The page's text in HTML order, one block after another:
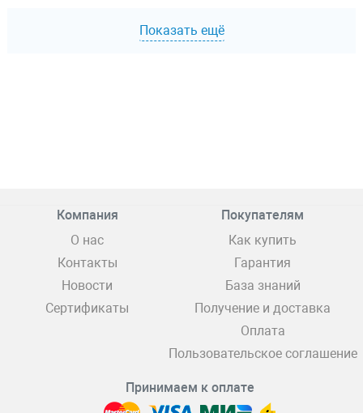
Показать ещё
Компания
О нас
Контакты
Новости
Сертификаты
Покупателям
Как купить
Гарантия
База знаний
Получение и доставка
Оплата
Пользовательское соглашение
Принимаем к оплате